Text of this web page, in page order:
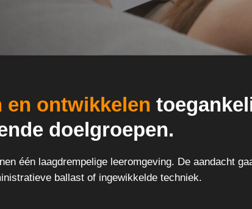
en ontwikkelen
doelgroepen.
één laagdrempelige leeromgeving. De aandacht
ballast of ingewikkelde techniek.